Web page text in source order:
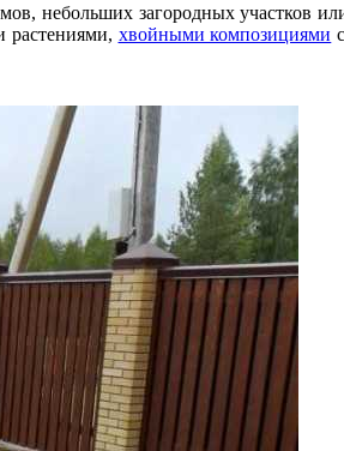
небольших загородных участков
растениями, хвойными композициями